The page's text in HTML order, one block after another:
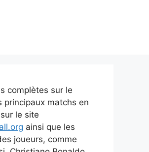
complètes sur le
principaux matchs en
le site
ainsi que les
joueurs, comme